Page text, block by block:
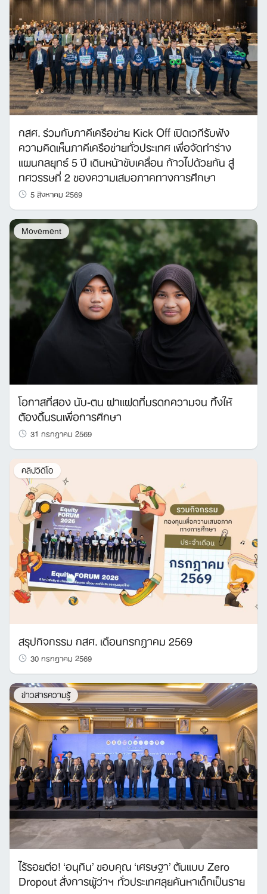
Search
for:
กสศ. ร่วมกับภาคีเครือข่าย Kick Off เปิดเวทีรับฟัง
ความคิดเห็นภาคีเครือข่ายทั่วประเทศ เพื่อจัดทำร่าง
แผนกลยุทธ์ 5 ปี เดินหน้าขับเคลื่อน ก้าวไปด้วยกัน สู่
ทศวรรษที่ 2 ของความเสมอภาคทางการศึกษา
5 สิงหาคม 2569
Movement
โอกาสที่สอง นับ-ตน ฝาแฝดที่มรดกความจน ทิ้งให้
ต้องดิ้นรนเพื่อการศึกษา
31 กรกฎาคม 2569
คลิปวิดีโอ
สรุปกิจกรรม กสศ. เดือนกรกฎาคม 2569
30 กรกฎาคม 2569
ข่าวสารความรู้
ไร้รอยต่อ! ‘อนุทิน’ ขอบคุณ ‘เศรษฐา’ ต้นแบบ Zero
Dropout สั่งการผู้ว่าฯ ทั่วประเทศลุยค้นหาเด็กเป็นราย